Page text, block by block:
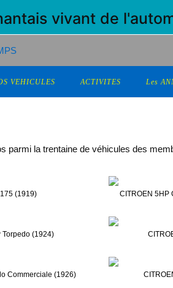
vivant de
VEHICULES ACTIVITES Les
parmi la trentaine de véhicules des
(1919) CITROEN 5HP
Torpedo (1924)
Commerciale (1926)